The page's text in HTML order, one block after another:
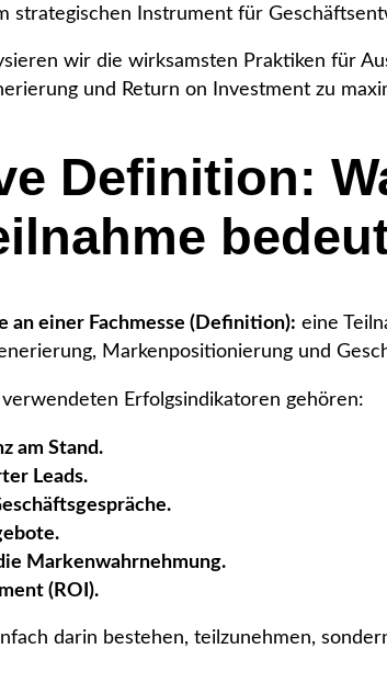
strategischen Instrument für
wir die wirksamsten Praktiken für
und Return on Investment zu
Definition:
an einer Fachmesse (Definition): eine
Markenpositionierung und
Erfolgsindikatoren gehören:
am Stand.
Leads.
Markenwahrnehmung.
(ROI).
darin bestehen, teilzunehmen,